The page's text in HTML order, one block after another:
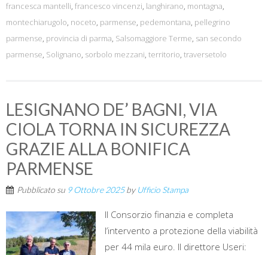
francesca mantelli, francesco vincenzi, langhirano, montagna,
montechiarugolo, noceto, parmense, pedemontana, pellegrino
parmense, provincia di parma, Salsomaggiore Terme, san secondo
parmense, Solignano, sorbolo mezzani, territorio, traversetolo
LESIGNANO DE’ BAGNI, VIA
CIOLA TORNA IN SICUREZZA
GRAZIE ALLA BONIFICA
PARMENSE
Pubblicato su 9 Ottobre 2025by Ufficio Stampa
Il Consorzio finanzia e completa
l’intervento a protezione della viabilità
per 44 mila euro. Il direttore Useri: